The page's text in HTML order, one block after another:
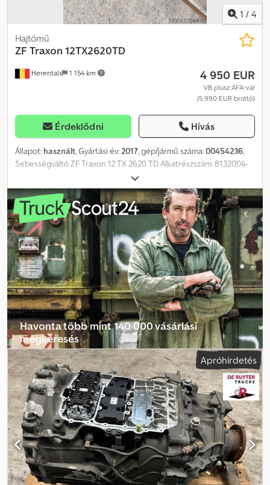
1 / 4
Herentals 1 154 km
Hajtómű
ZF Traxon 12TX2620TD
4 950 EUR
VB plusz ÁFA-val
(5 990 EUR bruttó)
Érdeklődni Hívás
Állapot: használt, Gyártási év:2017, gép/jármű száma:00454236,
Sebességváltó ZF Traxon 12 TX 2620 TD Alkatrészszám: 81.32004-
6407 Crjdpjzl Tncsfx Anvef MAN TGS 26.420-ból származik, gyártási
év: 2017. Cevoman bv. Lenskensdijk 5 2200 Herentals Belgium
Havonta több mint 140 000 vásárlási
megkeresés
Válassza ki a kereskedői csomagotApróhirdetés